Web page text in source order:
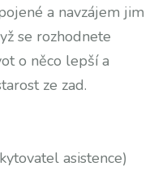
a navzájem jim
se rozhodnete
o něco lepší a
ze zad.
asistence)